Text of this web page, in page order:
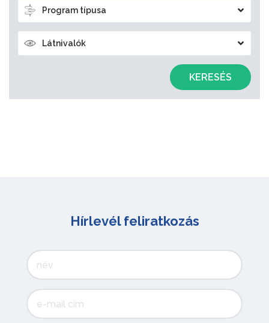
Program típusa
Látnivalók
KERESÉS
Hírlevél feliratkozás